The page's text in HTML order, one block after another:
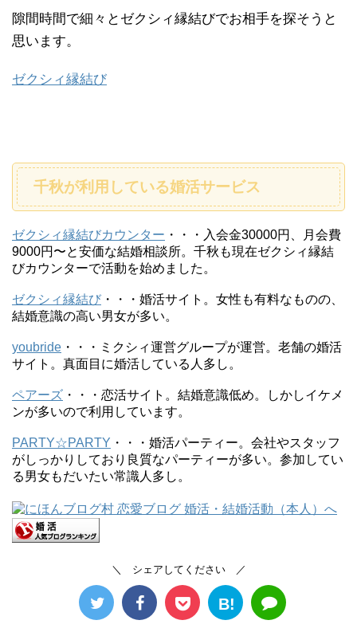
隙間時間で細々とゼクシィ縁結びでお相手を探そうと
思います。
ゼクシィ縁結び
千秋が利用している婚活サービス
ゼクシィ縁結びカウンター ・・・入会金30000円、月会費
9000円〜と安価な結婚相談所。千秋も現在ゼクシィ縁結
びカウンターで活動を始めました。
ゼクシィ縁結び ・・・婚活サイト。女性も有料なものの、
結婚意識の高い男女が多い。
youbride ・・・ミクシィ運営グループが運営。老舗の婚活
サイト。真面目に婚活している人多し。
ペアーズ ・・・恋活サイト。結婚意識低め。しかしイケメ
ンが多いので利用しています。
PARTY☆PARTY ・・・婚活パーティー。会社やスタッフ
がしっかりしており良質なパーティーが多い。参加してい
る男女もだいたい常識人多し。
＼ シェアしてください ／
B!